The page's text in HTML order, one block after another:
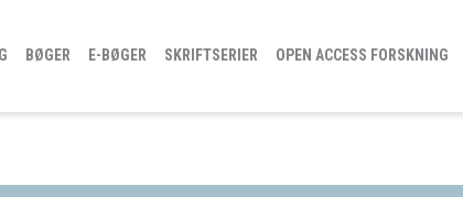
BØGER E-BØGER SKRIFTSERIER OPEN ACCESS FORSKNING